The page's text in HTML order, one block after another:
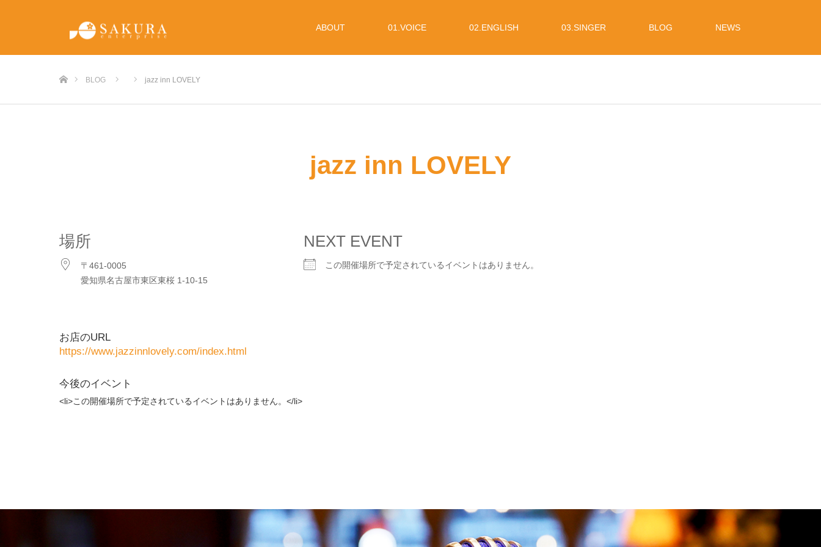
ABOUT 01.VOICE 02.ENGLISH 03.SINGER BLOG NEWS
BLOG jazz inn LOVELY
jazz inn LOVELY
場所
〒461-0005
愛知県名古屋市東区東桜 1-10-15
NEXT EVENT
この開催場所で予定されているイベントはありません。
お店のURL
https://www.jazzinnlovely.com/index.html
今後のイベント
<li>この開催場所で予定されているイベントはありません。</li>